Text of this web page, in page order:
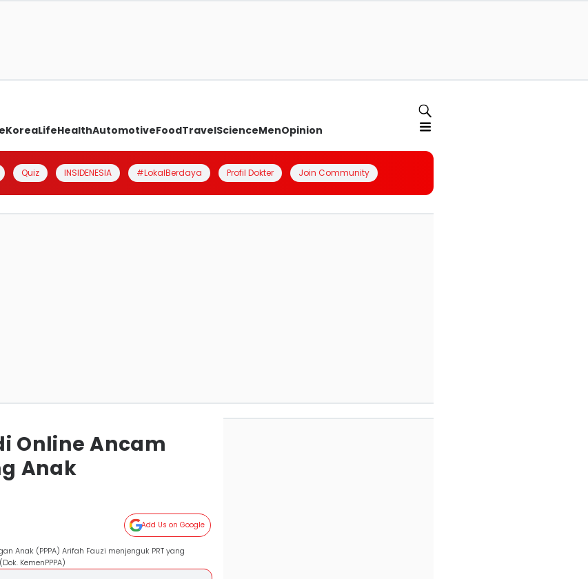
KoreaLifeHealthAutomotiveFoodTravelScienceMenOpinion
Quiz INSIDENESIA #LokalBerdaya Profil Dokter Join Community
Online Ancam
Anak
Add Us on Google
Anak (PPPA) Arifah Fauzi menjenguk PRT yang
KemenPPPA)